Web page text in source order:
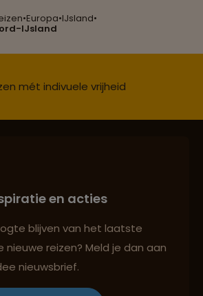
•Europa•IJsland•
IJsland
oog voor mens, cultuur en milieu
mét indivuele vrijheid
deskundig reisadvies
oog voor mens, cultuur en milieu
en acties
blijven van het laatste
nieuwe reizen? Meld je dan aan
nieuwsbrief.